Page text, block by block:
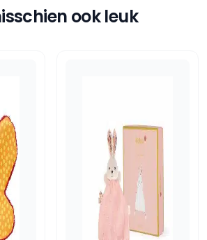
Speelbelovend
winkel ook leuk